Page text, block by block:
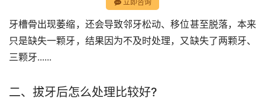
立即咨询
牙槽骨出现萎缩，还会导致邻牙松动、移位甚至脱落，本来
只是缺失一颗牙，结果因为不及时处理，又缺失了两颗牙、
三颗牙......
二、拔牙后怎么处理比较好?